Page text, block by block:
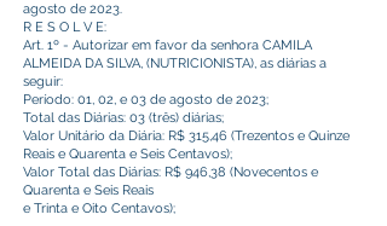
agosto de 2023.
R E S O L V E:
Art. 1º - Autorizar em favor da senhora CAMILA
ALMEIDA DA SILVA, (NUTRICIONISTA), as diárias a
seguir:
Período: 01, 02, e 03 de agosto de 2023;
Total das Diárias: 03 (três) diárias;
Valor Unitário da Diária: R$ 315,46 (Trezentos e Quinze
Reais e Quarenta e Seis Centavos);
Valor Total das Diárias: R$ 946,38 (Novecentos e
Quarenta e Seis Reais
e Trinta e Oito Centavos);